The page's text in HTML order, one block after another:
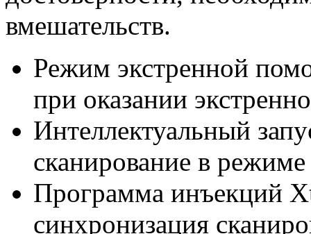
вмешательств.
Режим экстренной
при оказании
Интеллектуальный
сканирование в
Программа инъекций
синхронизация